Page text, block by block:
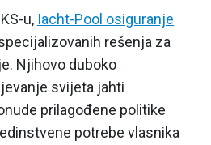
u, Iacht-Pool osiguranje
rešenja za
Njihovo duboko
svijeta jahti
prilagođene politike
potrebe vlasnika